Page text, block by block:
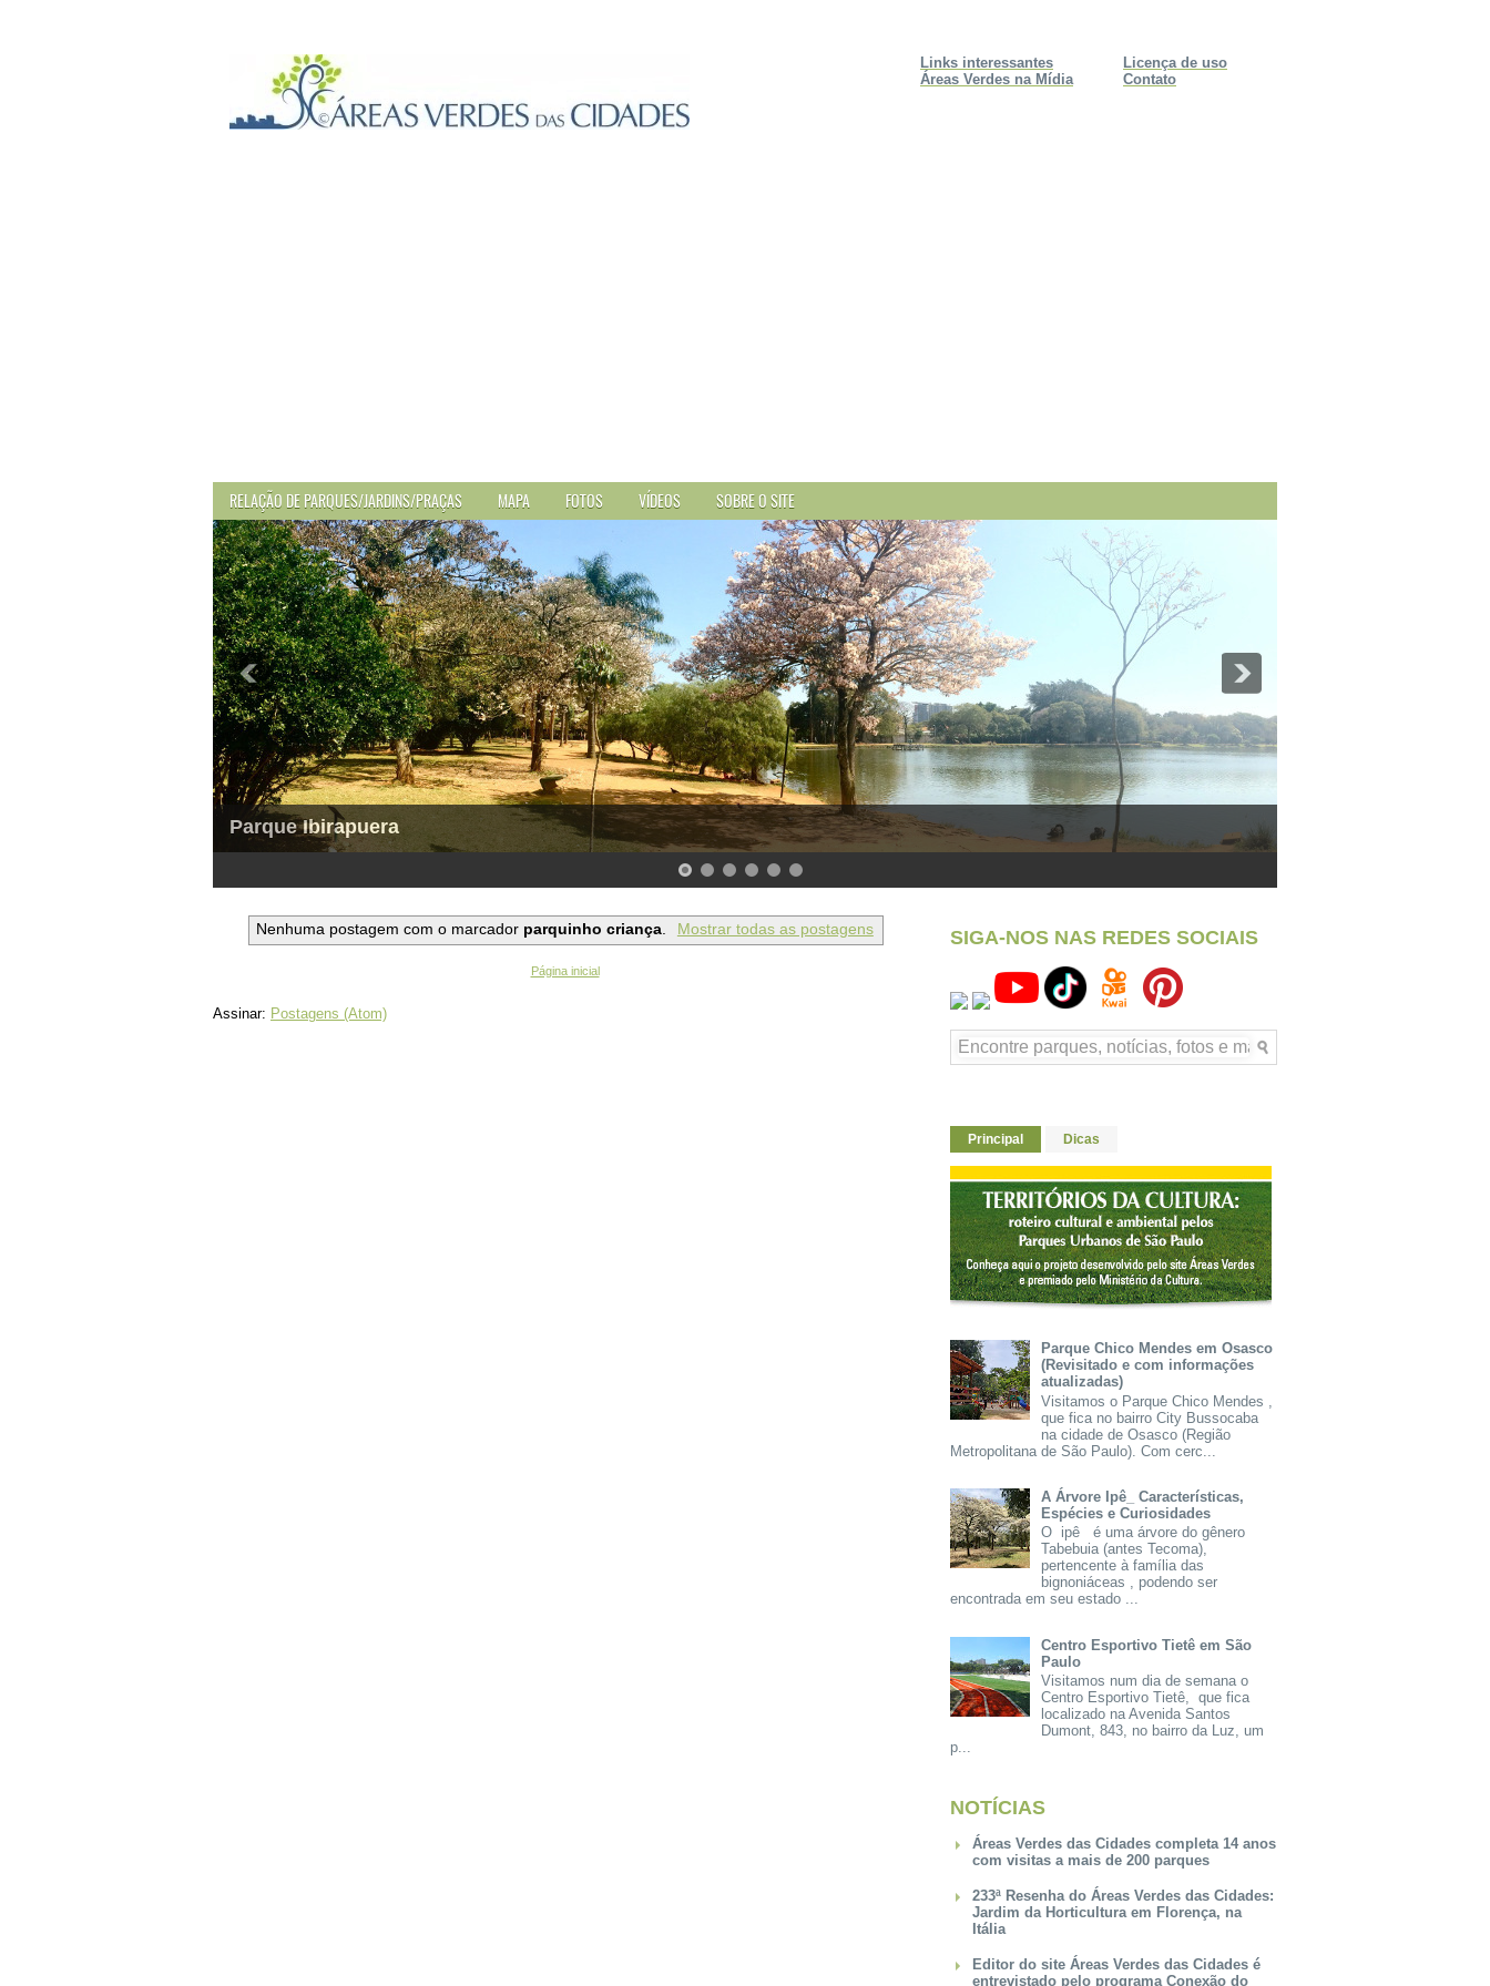
Licença de uso
Contato
Links interessantes
Áreas Verdes na Mídia
RELAÇÃO DE PARQUES/JARDINS/PRAÇAS MAPA FOTOS VÍDEOS SOBRE O SITE
Parque Ibirapuera
Nenhuma postagem com o marcador parquinho criança. Mostrar todas as postagens
Página inicial
Assinar: Postagens (Atom)
SIGA-NOS NAS REDES SOCIAIS
Principal Dicas
Parque Chico Mendes em Osasco
(Revisitado e com informações
atualizadas)
Visitamos o Parque Chico Mendes ,
que fica no bairro City Bussocaba
na cidade de Osasco (Região
Metropolitana de São Paulo). Com cerc...
A Árvore Ipê_ Características,
Espécies e Curiosidades
O ipê é uma árvore do gênero
Tabebuia (antes Tecoma),
pertencente à família das
bignoniáceas , podendo ser
encontrada em seu estado ...
Centro Esportivo Tietê em São
Paulo
Visitamos num dia de semana o
Centro Esportivo Tietê, que fica
localizado na Avenida Santos
Dumont, 843, no bairro da Luz, um
p...
NOTÍCIAS
Áreas Verdes das Cidades completa 14 anos
com visitas a mais de 200 parques
233ª Resenha do Áreas Verdes das Cidades:
Jardim da Horticultura em Florença, na
Itália
Editor do site Áreas Verdes das Cidades é
entrevistado pelo programa Conexão do